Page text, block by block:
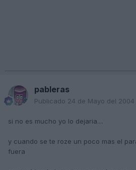
pableras
Publicado 24 de Mayo del 2004
si no es mucho yo lo dejaria....
y cuando se te roze un poco mas el
fuera